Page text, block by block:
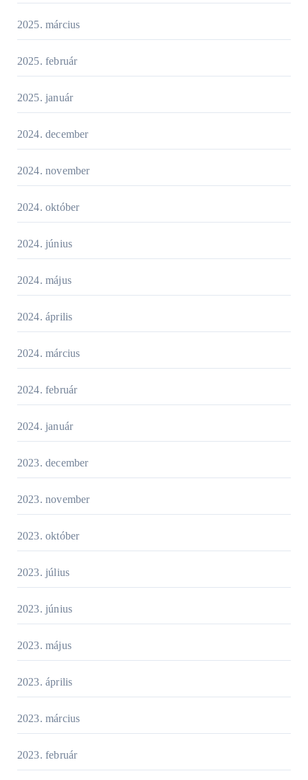
2025. március
2025. február
2025. január
2024. december
2024. november
2024. október
2024. június
2024. május
2024. április
2024. március
2024. február
2024. január
2023. december
2023. november
2023. október
2023. július
2023. június
2023. május
2023. április
2023. március
2023. február